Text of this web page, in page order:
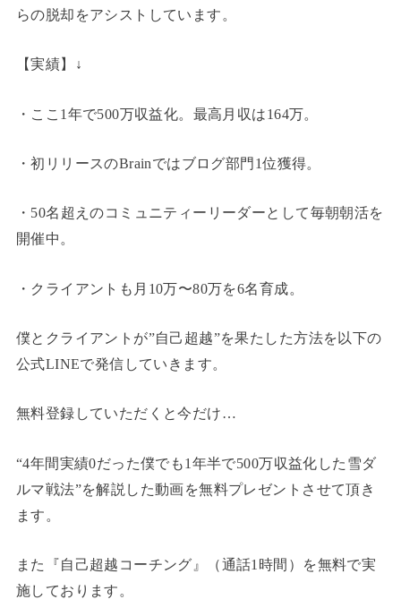
らの脱却をアシストしています。
【実績】↓
・ここ1年で500万収益化。最高月収は164万。
・初リリースのBrainではブログ部門1位獲得。
・50名超えのコミュニティーリーダーとして毎朝朝活を
開催中。
・クライアントも月10万〜80万を6名育成。
僕とクライアントが”自己超越”を果たした方法を以下の
公式LINEで発信していきます。
無料登録していただくと今だけ…
“4年間実績0だった僕でも1年半で500万収益化した雪ダ
ルマ戦法”を解説した動画を無料プレゼントさせて頂き
ます。
また『自己超越コーチング』（通話1時間）を無料で実
施しております。